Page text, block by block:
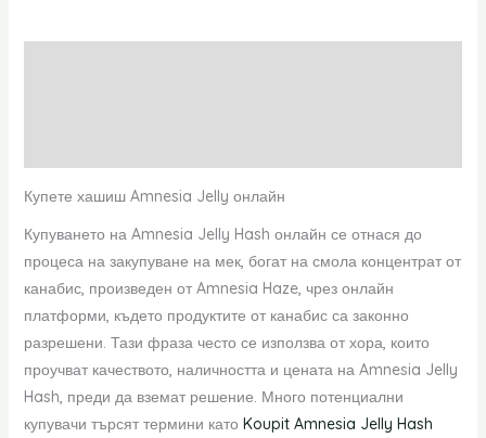
Купете хашиш Amnesia Jelly онлайн
Купуването на Amnesia Jelly Hash онлайн се отнася до
процеса на закупуване на мек, богат на смола концентрат от
канабис, произведен от Amnesia Haze, чрез онлайн
платформи, където продуктите от канабис са законно
разрешени. Тази фраза често се използва от хора, които
проучват качеството, наличността и цената на Amnesia Jelly
Hash, преди да вземат решение. Много потенциални
купувачи търсят термини като Koupit Amnesia Jelly Hash